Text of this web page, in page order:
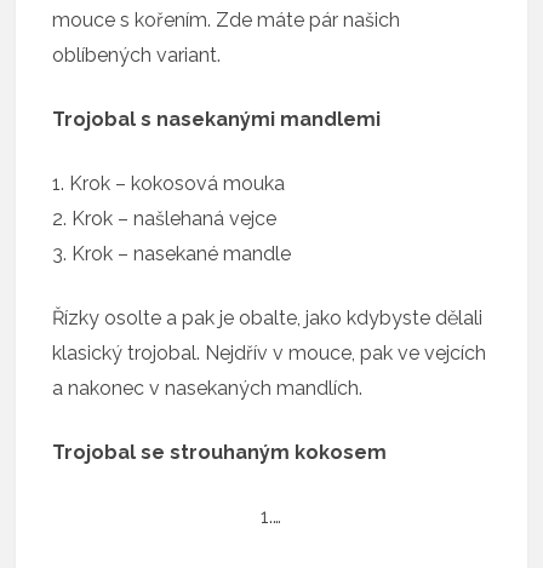
mouce s kořením. Zde máte pár našich
oblíbených variant.
Trojobal s nasekanými mandlemi
1. Krok – kokosová mouka
2. Krok – našlehaná vejce
3. Krok – nasekané mandle
Řízky osolte a pak je obalte, jako kdybyste dělali
klasický trojobal. Nejdřív v mouce, pak ve vejcích
a nakonec v nasekaných mandlích.
Trojobal se strouhaným kokosem
1.…